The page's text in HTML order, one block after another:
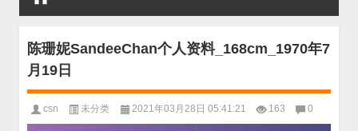
陈珊妮SandeeChan个人资料_168cm_1970年7
月19日
csn 未分类 2021年03月28日 05:41:21 163 0